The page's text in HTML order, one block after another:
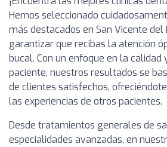
Hemos seleccionado
más destacados en San Vicente del
garantizar que recibas la atención
bucal. Con un enfoque en la calidad
paciente, nuestros resultados se
de clientes satisfechos,
las experiencias de otros pacientes.
Desde tratamientos generales de
especialidades avanzadas, en